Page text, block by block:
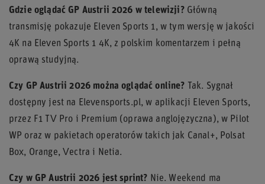
Gdzie oglądać GP Austrii 2026 w telewizji?Główną
transmisję pokazuje Eleven Sports 1, w tym wersję w jakości
4K na Eleven Sports 1 4K, z polskim komentarzem i pełną
oprawą studyjną.
Czy GP Austrii 2026 można oglądać online? Tak. Sygnał
dostępny jest na Elevensports.pl, w aplikacji Eleven Sports,
przez F1 TV Pro i Premium (oprawa anglojęzyczna), w Pilot
WP oraz w pakietach operatorów takich jak Canal+, Polsat
Box, Orange, Vectra i Netia.
Czy w GP Austrii 2026 jest sprint? Nie. Weekend ma